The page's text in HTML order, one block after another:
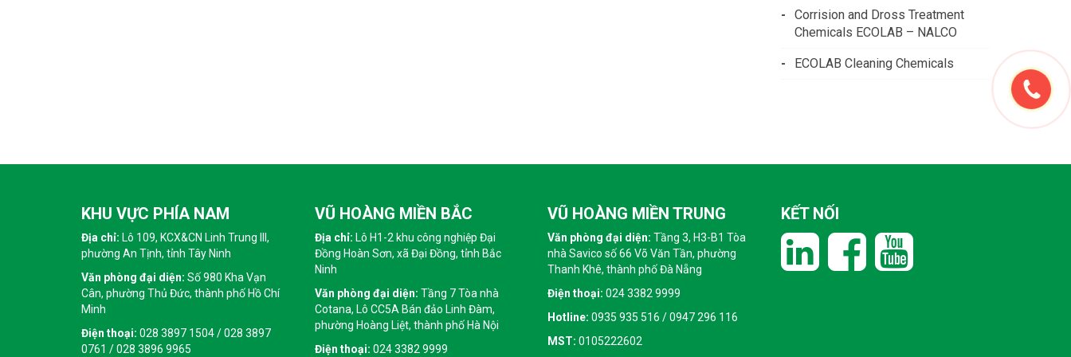
Corrision and Dross Treatment
Chemicals ECOLAB – NALCO
ECOLAB Cleaning Chemicals
KHU VỰC PHÍA NAM
Địa chỉ: Lô 109, KCX&CN Linh Trung III,
phường An Tịnh, tỉnh Tây Ninh
Văn phòng đại diện: Số 980 Kha Vạn
Cân, phường Thủ Đức, thành phố Hồ Chí
Minh
Điện thoại: 028 3897 1504 / 028 3897
0761 / 028 3896 9965
VŨ HOÀNG MIỀN BẮC
Địa chỉ: Lô H1-2 khu công nghiệp Đại
Đồng Hoàn Sơn, xã Đại Đồng, tỉnh Bắc
Ninh
Văn phòng đại diện: Tầng 7 Tòa nhà
Cotana, Lô CC5A Bán đảo Linh Đàm,
phường Hoàng Liệt, thành phố Hà Nội
Điện thoại: 024 3382 9999
VŨ HOÀNG MIỀN TRUNG
Văn phòng đại diện: Tầng 3, H3-B1 Tòa
nhà Savico số 66 Võ Văn Tần, phường
Thanh Khê, thành phố Đà Nẵng
Điện thoại: 024 3382 9999
Hotline: 0935 935 516 / 0947 296 116
MST: 0105222602
KẾT NỐI